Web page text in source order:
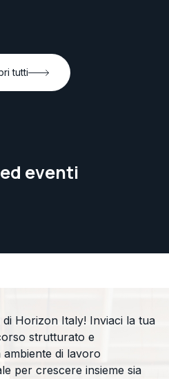
tutti
eventi
Horizon Italy! Inviaci la tua
strutturato e
di lavoro
per crescere insieme sia